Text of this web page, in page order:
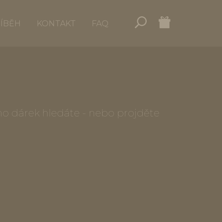
dárek hledáte - nebo projděte
KONTAKT FAQ